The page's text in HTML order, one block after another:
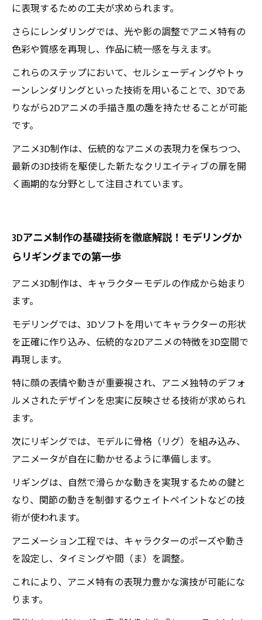
に表現するための工夫が求められます。
さらにレンダリングでは、光や影の調整でアニメ特有の
色彩や質感を再現し、作品に統一感を与えます。
これらのステップにおいて、セルシェーディングやトゥ
ーンレンダリングといった技術を用いることで、3Dであ
りながら2Dアニメの手描き風の趣を持たせることが可能
です。
アニメ3D制作は、伝統的なアニメの表現力を保ちつつ、
最新の3D技術を駆使した新たなクリエイティブの扉を開
く画期的な分野として注目されています。
3Dアニメ制作の基礎技術を徹底解説！モデリングか
らリギングまでの第一歩
アニメ3D制作は、キャラクターモデルの作成から始まり
ます。
モデリングでは、3Dソフトを用いてキャラクターの形状
を正確に作り込み、伝統的な2Dアニメの特徴を3D空間で
再現します。
特に顔の表情や動きが重要視され、アニメ独特のデフォ
ルメされたデザインを忠実に反映させる技術が求められ
ます。
次にリギングでは、モデルに骨格（リグ）を組み込み、
アニメータが自在に動かせるように準備します。
リギングは、自然で滑らかな動きを実現するための鍵と
なり、関節の動きを制御するウェイトペイントなどの技
術が使われます。
アニメーション工程では、キャラクターのポーズや動き
を設定し、タイミングや間（ま）を調整。
これにより、アニメ特有の表現力豊かな演技が可能にな
ります。